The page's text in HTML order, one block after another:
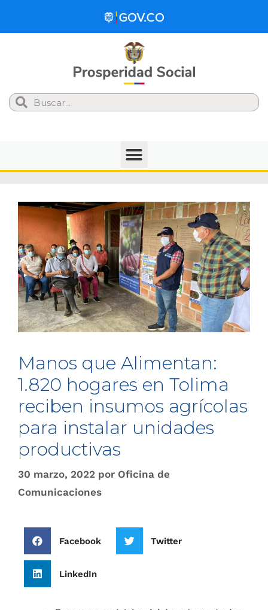
Search
Manos que Alimentan:
1.820 hogares en Tolima
reciben insumos agrícolas
para instalar unidades
productivas
30 marzo, 2022 por Oficina de
Comunicaciones
Facebook Twitter
LinkedIn